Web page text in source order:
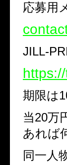
応募用
JILL-
期限は
当20万
あれば
同一人